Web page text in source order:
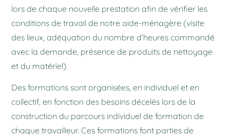
lors de chaque nouvelle prestation afin de vérifier les
conditions de travail de notre aide-ménagère (visite
des lieux, adéquation du nombre d’heures commandé
avec la demande, présence de produits de nettoyage
et du matériel).
Des formations sont organisées, en individuel et en
collectif, en fonction des besoins décelés lors de la
construction du parcours individuel de formation de
chaque travailleur. Ces formations font parties de